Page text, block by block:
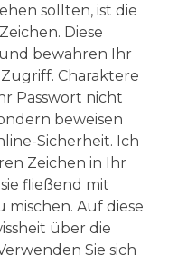
sollten, ist die
Diese
bewahren Ihr
Charaktere
Passwort nicht
beweisen
Sicherheit. Ich
Zeichen in Ihr
fließend mit
Auf diese
über die
Sie sich